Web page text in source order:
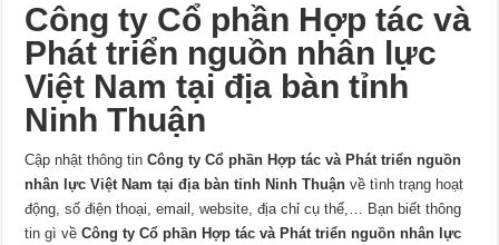
Công ty Cổ phần Hợp tác và
Phát triển nguồn nhân lực
Việt Nam tại địa bàn tỉnh
Ninh Thuận
Cập nhật thông tinCông ty Cổ phần Hợp tác và Phát triển nguồn
nhân lực Việt Nam tại địa bàn tỉnh Ninh Thuận về tình trạng hoạt
động, số điện thoại, email, website, địa chỉ cụ thể,… Bạn biết thông
tin gì vềCông ty Cổ phần Hợp tác và Phát triển nguồn nhân lực